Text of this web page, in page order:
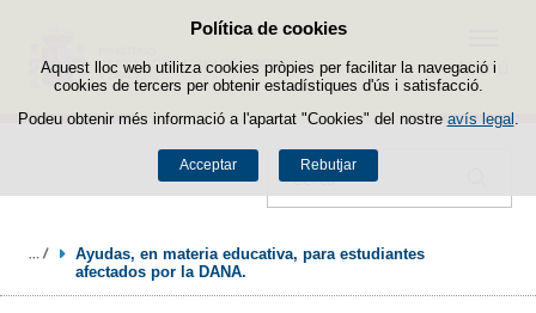
Política de cookies
Aquest lloc web utilitza cookies pròpies per facilitar la navegació i
cookies de tercers per obtenir estadístiques d'ús i satisfacció.
Podeu obtenir més informació a l'apartat "Cookies" del nostre avís legal
Acceptar Rebutjar
Passar al contingut
Cercador
Menú
Ayudas, en materia educativa, para estudiantes
afectados por la DANA.